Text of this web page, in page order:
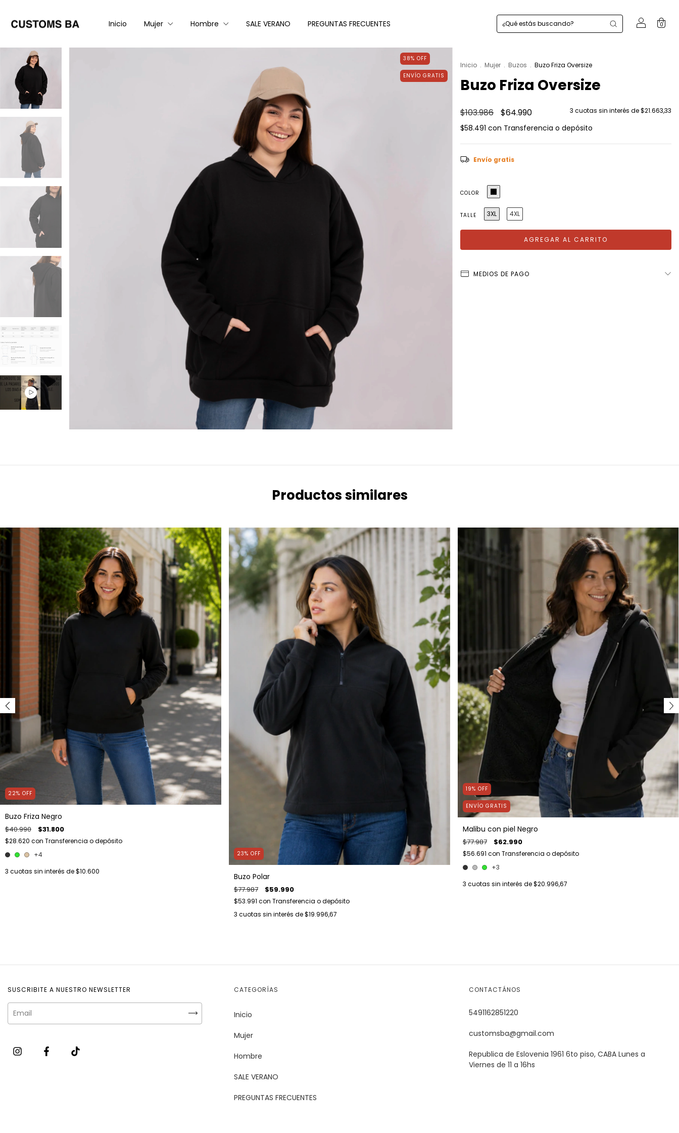
Inicio Mujer Hombre SALE VERANO PREGUNTAS FRECUENTES 0
38% OFF
ENVÍO GRATIS
Inicio . Mujer . Buzos . Buzo Friza Oversize
Buzo Friza Oversize
$103.986 $64.990 3 cuotas sin interés de$21.663,33
$58.491 con Transferencia o depósito
Envío gratis
COLOR
TALLE 3XL 4XL
MEDIOS DE PAGO
Productos similares
22% OFF
Buzo Friza Negro
$40.990 $31.800
$28.620 con Transferencia o depósito
+4
3 cuotas sin interés de$10.600
23% OFF
Buzo Polar
$77.987 $59.990
$53.991 con Transferencia o depósito
3 cuotas sin interés de$19.996,67
19% OFF
ENVÍO GRATIS
Malibu con piel Negro
$77.987 $62.990
$56.691 con Transferencia o depósito
+3
3 cuotas sin interés de$20.996,67
SUSCRIBITE A NUESTRO NEWSLETTER CATEGORÍAS
Inicio
Mujer
Hombre
SALE VERANO
PREGUNTAS FRECUENTES
CONTACTÁNOS
5491162851220
customsba@gmail.com
Republica de Eslovenia 1961 6to piso, CABA Lunes a
Viernes de 11 a 16hs